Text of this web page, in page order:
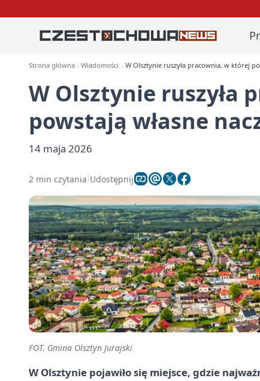
Strona główna Wiadomości W Olsztynie ruszyła pracownia, w której
W Olsztynie ruszyła
powstają własne
14 maja 2026
2 min czytania Udostępnij
FOT. Gmina Olsztyn Jurajski
W Olsztynie pojawiło się miejsce, gdzie